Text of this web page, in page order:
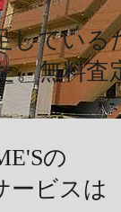
している
。無料査
の
ービスは